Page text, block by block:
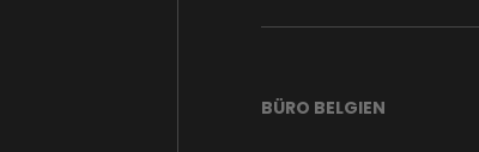
BÜRO BELGIEN